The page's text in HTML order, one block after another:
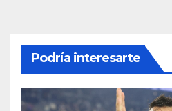
Podría interesarte